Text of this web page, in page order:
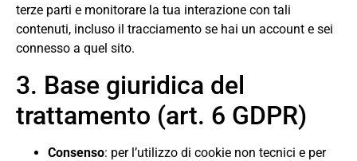
terze parti e monitorare la tua interazione con tali
contenuti, incluso il tracciamento se hai un account e sei
connesso a quel sito.
3. Base giuridica del
trattamento (art. 6 GDPR)
Consenso: per l’utilizzo di cookie non tecnici e per